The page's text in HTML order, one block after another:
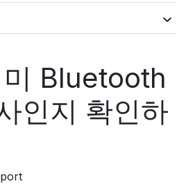
Bluetooth
인지 확인하